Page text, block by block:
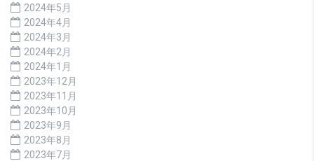
2024年5月
2024年4月
2024年3月
2024年2月
2024年1月
2023年12月
2023年11月
2023年10月
2023年9月
2023年8月
2023年7月